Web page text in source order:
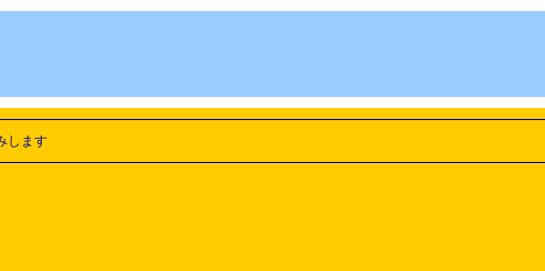
します